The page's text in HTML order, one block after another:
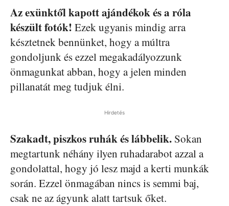
Az exünktől kapott ajándékok és a róla
készült fotók! Ezek ugyanis mindig arra
késztetnek bennünket, hogy a múltra
gondoljunk és ezzel megakadályozzunk
önmagunkat abban, hogy a jelen minden
pillanatát meg tudjuk élni.
Hirdetés
Szakadt, piszkos ruhák és lábbelik. Sokan
megtartunk néhány ilyen ruhadarabot azzal a
gondolattal, hogy jó lesz majd a kerti munkák
során. Ezzel önmagában nincs is semmi baj,
csak ne az ágyunk alatt tartsuk őket.